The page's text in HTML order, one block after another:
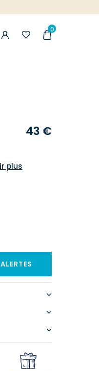
0
43 €
plus